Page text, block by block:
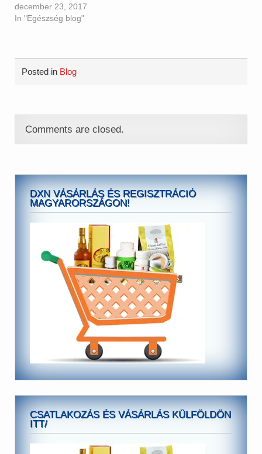
december 23, 2017
In "Egészség blog"
Posted in Blog
Comments are closed.
DXN VÁSÁRLÁS ÉS REGISZTRÁCIÓ
MAGYARORSZÁGON!
CSATLAKOZÁS ÉS VÁSÁRLÁS KÜLFÖLDÖN
ITT/